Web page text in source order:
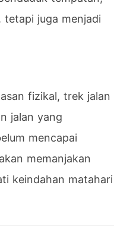
juga menjadi
fizikal, trek jalan
jalan yang
mencapai
memanjakan
keindahan matahari